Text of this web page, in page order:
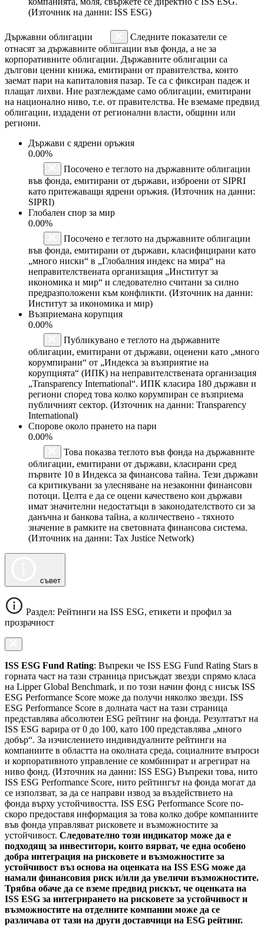
(Източник на данни: ISS ESG)
Държавни облигации
Следните показатели се
отнасят за държавните облигации във фонда, а не за
корпоративните облигации. Държавните облигации са
дългови ценни книжа, емитирани от правителства, които
заемат пари на капиталовия пазар. Те са с фиксиран падеж и
плащат лихви. Ние разглеждаме само облигации, емитирани
на национално ниво, т.е. от правителства. Не вземаме предвид
облигации, издадени от регионални власти, общини или
региони.
Държави с ядрени оръжия
0.00%
Посочено е теглото на държавните облигации
във фонда, емитирани от държави, изброени от SIPRI
като притежаващи ядрени оръжия. (Източник на данни:
SIPRI)
Глобален спор за мир
0.00%
Посочено е теглото на държавните облигации
във фонда, емитирани от държави, класифицирани като
„много ниски“ в „Глобалния индекс на мира“ на
неправителствената организация „Институт за
икономика и мир“ и следователно считани за силно
предразположени към конфликти. (Източник на данни:
Институт за икономика и мир)
Възприемана корупция
0.00%
Публикувано е теглото на държавните
облигации, емитирани от държави, оценени като „много
корумпирани“ от „Индекса за възприятие на
корупцията“ (ИПК) на неправителствената организация
„Transparency International“. ИПК класира 180 държави и
региони според това колко корумпиран се възприема
публичният сектор. (Източник на данни: Transparency
International)
Спорове около прането на пари
0.00%
Това показва теглото във фонда на държавните
облигации, емитирани от държави, класирани сред
първите 10 в Индекса за финансова тайна. Тези държави
са критикувани за улесняване на незаконни финансови
потоци. Целта е да се оцени качествено кои държави
имат значителни недостатъци в законодателството си за
данъчна и банкова тайна, а количествено - тяхното
значение в рамките на световната финансова система.
(Източник на данни: Tax Justice Network)
съвет
Раздел: Рейтинги на ISS ESG, етикети и профил за
прозрачност
ISS ESG Fund Rating: Въпреки че ISS ESG Fund Rating Stars в
горната част на тази страница присъждат звезди спрямо класа
на Lipper Global Benchmark, и по този начин фонд с нисък ISS
ESG Performance Score може да получи няколко звезди. ISS
ESG Performance Score в долната част на тази страница
представлява абсолютен ESG рейтинг на фонда. Резултатът на
ISS ESG варира от 0 до 100, като 100 представлява „много
добър“. За изчислението индивидуалните рейтинги на
компаниите в областта на околната среда, социалните въпроси
и корпоративното управление се комбинират и агрегират на
ниво фонд. (Източник на данни: ISS ESG) Въпреки това, нито
ISS ESG Performance Score, нито рейтингът на фонда могат да
се използват, за да се направи извод за въздействието на
фонда върху устойчивостта. ISS ESG Performance Score по-
скоро предоставя информация за това колко добре компаниите
във фонда управляват рисковете и възможностите за
устойчивост. Следователно този индикатор може да е
подходящ за инвеститори, които вярват, че една особено
добра интеграция на рисковете и възможностите за
устойчивост въз основа на оценката на ISS ESG може да
намали финансовия риск и/или да увеличи възможностите.
Трябва обаче да се вземе предвид рискът, че оценката на
ISS ESG за интегрирането на рисковете за устойчивост и
възможностите на отделните компании може да се
различава от тази на други доставчици на ESG рейтинг.